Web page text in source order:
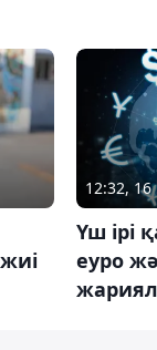
12:32,
Үш ірі
еуро